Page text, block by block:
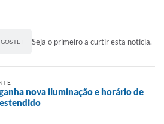
Seja o primeiro a curtir esta notícia.
nova iluminação e horário de